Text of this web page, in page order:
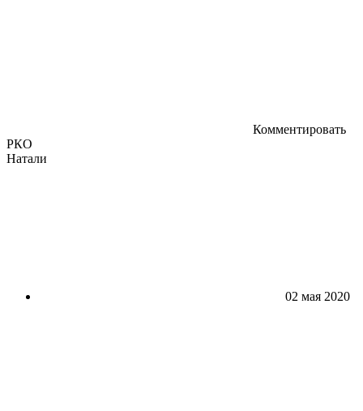
Комментировать
РКО
Натали
02 мая 2020